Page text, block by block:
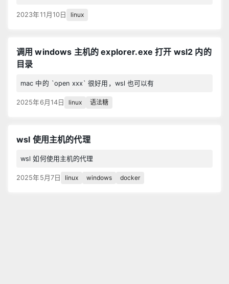
2023年11月10日 linux
调用 windows 主机的 explorer.exe 打开 wsl2 内的
目录
mac 中的 `open xxx` 很好用，wsl 也可以有
2025年6月14日 linux 语法糖
wsl 使用主机的代理
wsl 如何使用主机的代理
2025年5月7日 linux windows docker